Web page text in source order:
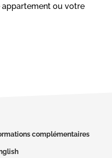
ou votre
complémentaires